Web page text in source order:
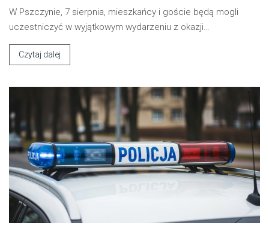
W Pszczynie, 7 sierpnia, mieszkańcy i goście będą mogli
uczestniczyć w wyjątkowym wydarzeniu z okazji…
Czytaj dalej